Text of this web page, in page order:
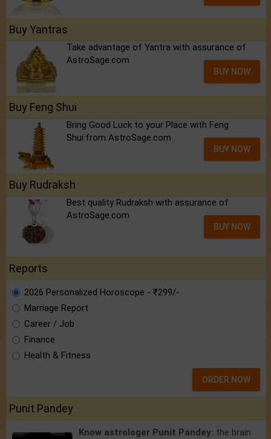
Buy Yantras
Take advantage of Yantra with assurance of
AstroSage.com
BUY NOW
Buy Feng Shui
Bring Good Luck to your Place with Feng
Shui.from AstroSage.com
BUY NOW
Buy Rudraksh
Best quality Rudraksh with assurance of
AstroSage.com
BUY NOW
Reports
2026 Personalized Horoscope - ₹299/-
Marriage Report
Career / Job
Finance
Health & Fitness
ORDER NOW
Punit Pandey
Know astrologer Punit Pandey: the brain